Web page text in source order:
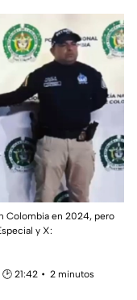
Colombia en 2024, pero
y X:
🕑 21:42
2 minutos